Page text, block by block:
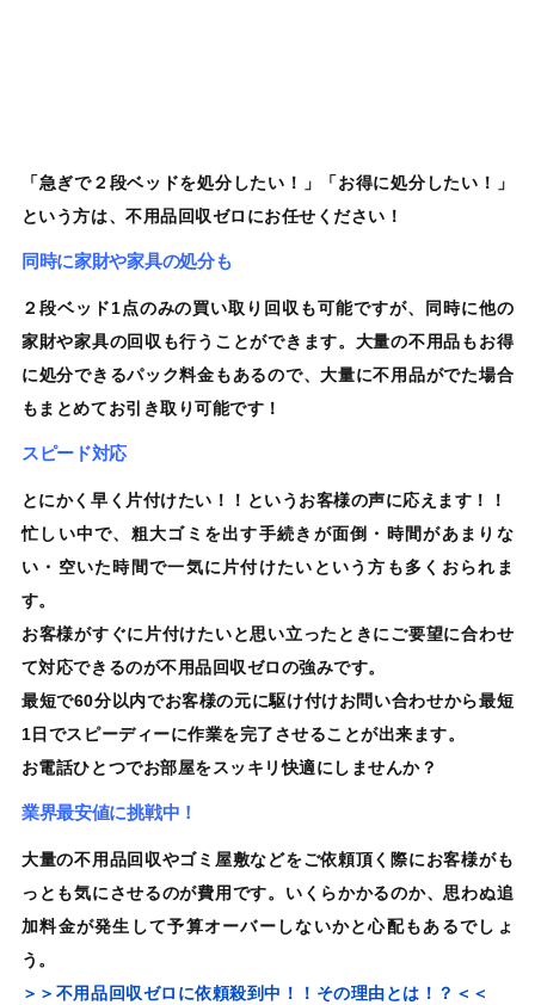
「急ぎで２段ベッドを処分したい！」「お得に処分したい！」
という方は、不用品回収ゼロ にお任せください！
同時に家財や家具の処分も
２段ベッド1点のみの買い取り 回収も可能ですが、同時に他の
家財や家具の回収も行うことができます。大量の不用品もお得
に処分できるパック料金もあるので、大量に不用品がでた場合
もまとめてお引き取り可能です！
スピード対応
とにかく早く片付けたい！！というお客様の声に応えます！！
忙しい中で、粗大ゴミを出す手続きが面倒・時間があまりな
い・空いた時間で一気に片付けたいという方も多くおられま
す。
お客様がすぐに片付けたいと思い立ったときにご要望に合わせ
て対応できるのが不用品回収ゼロの強みです。
最短で60分以内でお客様の元に駆け付けお問い合わせから最短
1日でスピーディーに作業を完了させることが出来ます。
お電話ひとつでお部屋をスッキリ快適にしませんか？
業界最安値に挑戦中！
大量の不用品回収やゴミ屋敷などをご依頼頂く際にお客様がも
っとも気にさせるのが費用です。 いくらかかるのか、思わぬ追
加料金が発生して予算オーバーしないかと心配もあるでしょ
う。
＞＞不用品回収ゼロに依頼殺到中！！その理由とは！？＜＜